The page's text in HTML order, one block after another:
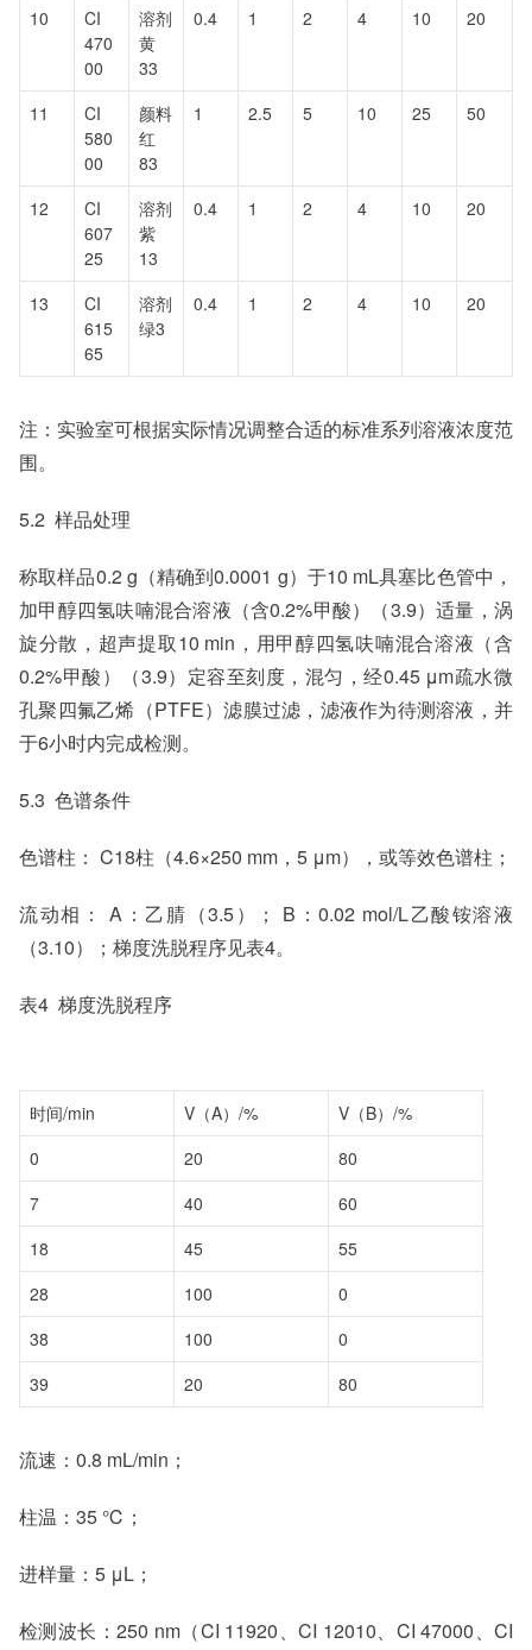
10
CI
470
00
溶剂
黄
33
0.4 1 2 4 10 20
11
CI
580
00
颜料
红
83
1 2.5 5 10 25 50
12
CI
607
25
溶剂
紫
13
0.4 1 2 4 10 20
13
CI
615
65
溶剂
绿3
0.4 1 2 4 10 20
注：实验室可根据实际情况调整合适的标准系列溶液浓度范
围。
5.2 样品处理
称取样品0.2 g（精确到0.0001 g）于10 mL具塞比色管中，
加甲醇四氢呋喃混合溶液（含0.2%甲酸）（3.9）适量，涡
旋分散，超声提取10 min，用甲醇四氢呋喃混合溶液（含
0.2%甲酸）（3.9）定容至刻度，混匀，经0.45 μm疏水微
孔聚四氟乙烯（PTFE）滤膜过滤，滤液作为待测溶液，并
于6小时内完成检测。
5.3 色谱条件
色谱柱： C18柱（4.6×250 mm，5 μm），或等效色谱柱；
流动相： A：乙腈（3.5）； B：0.02 mol/L乙酸铵溶液
（3.10）；梯度洗脱程序见表4。
表4 梯度洗脱程序
时间/min V（A）/%
V（B）/%
0
20
80
7
40
60
18
45
55
28
100
0
38
100
0
39
20 80
流速：0.8 mL/min；
柱温：35 ℃；
进样量：5 μL；
检测波长：250 nm（CI 11920、CI 12010、CI 47000、CI